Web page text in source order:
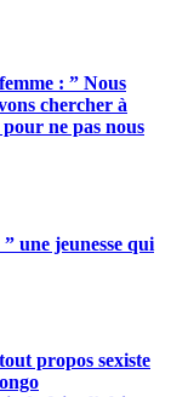
: ” Nous
chercher à
ne pas nous
une jeunesse qui
propos sexiste